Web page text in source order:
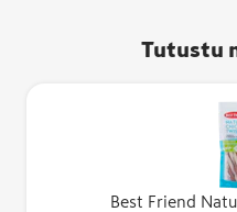
Tutustu
Best Friend